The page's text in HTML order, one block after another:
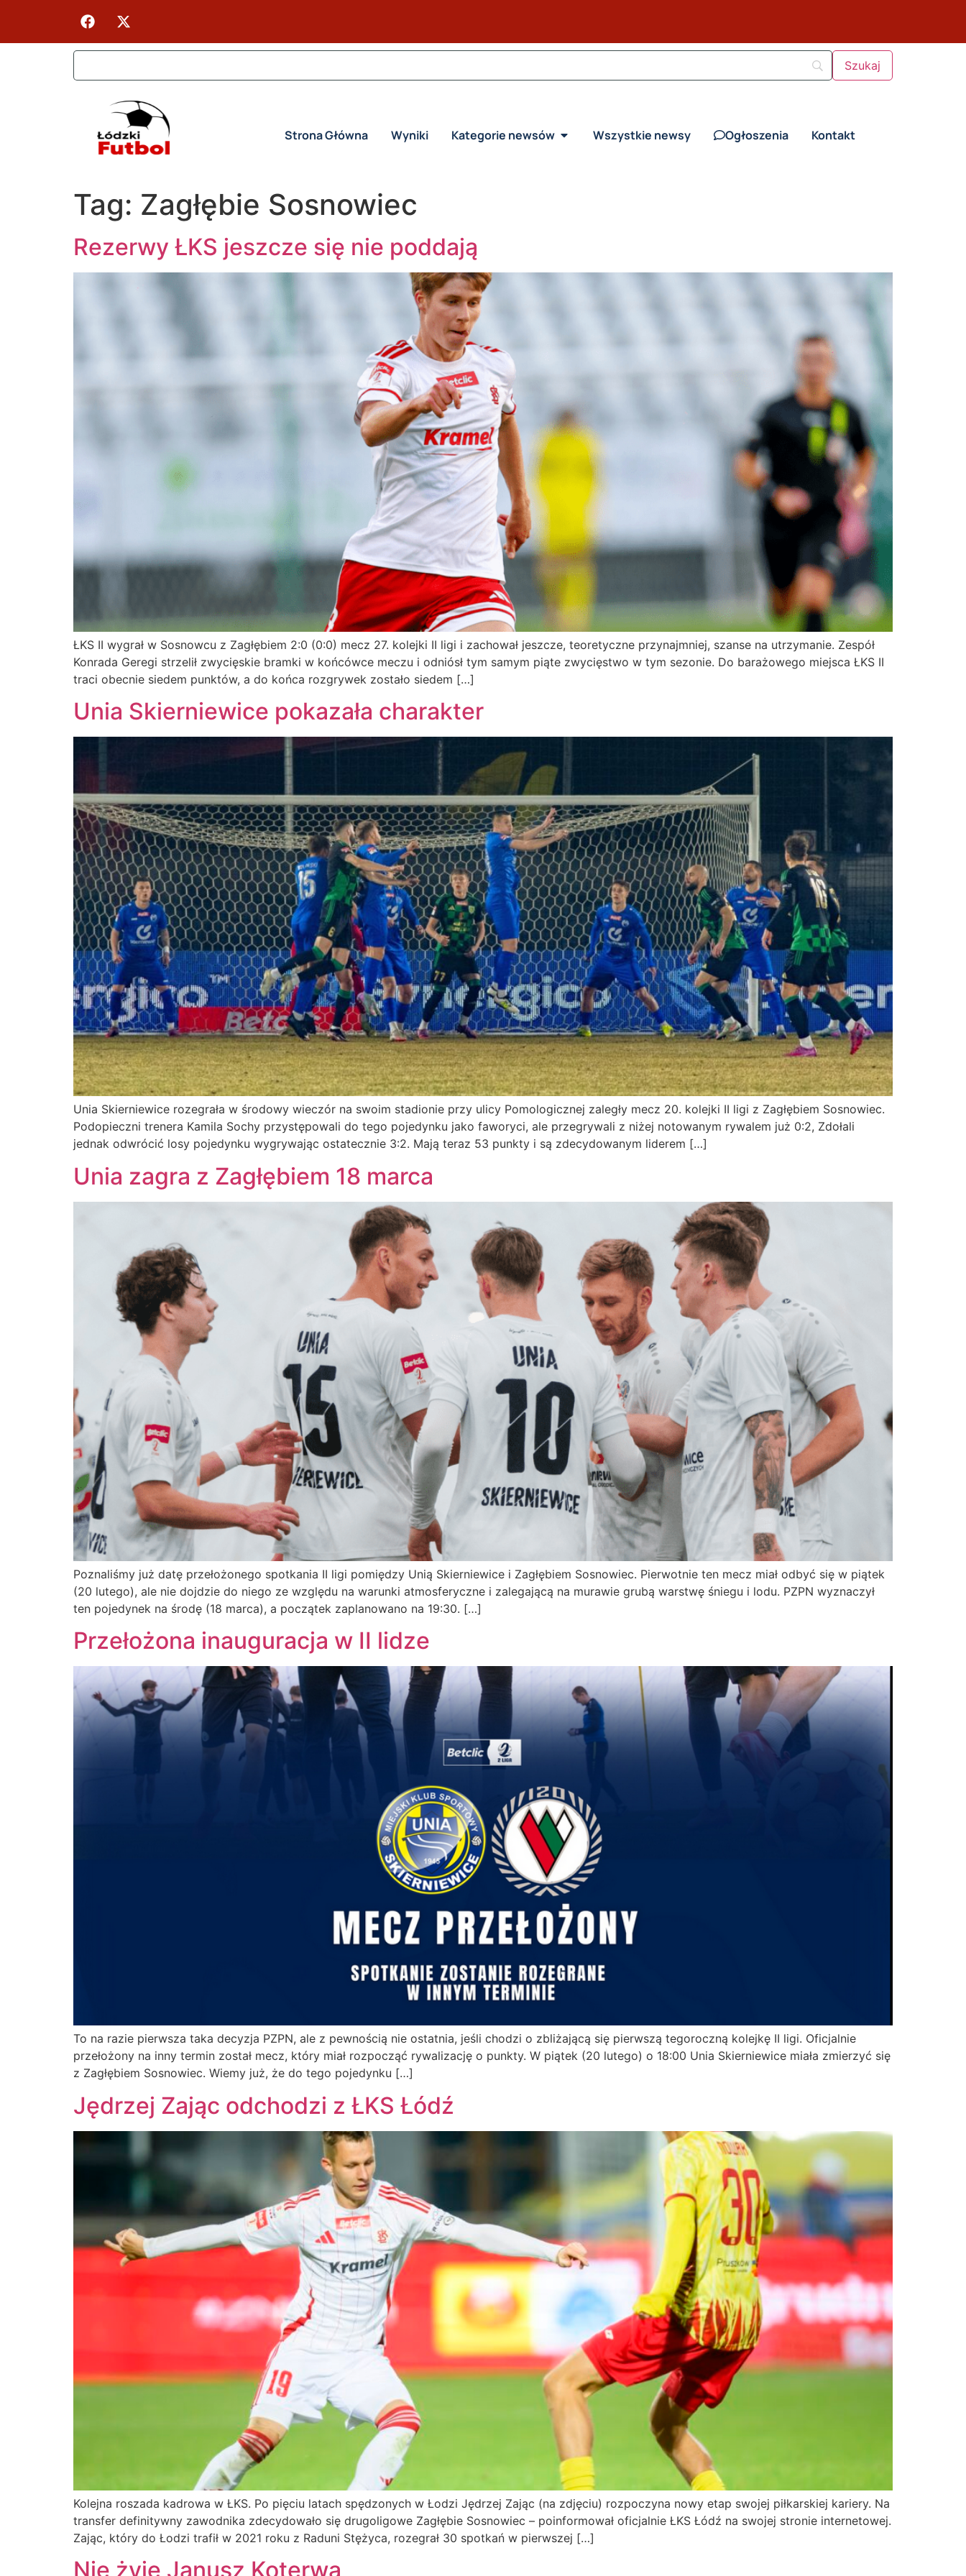
Strona Główna Wyniki Kategorie newsów Wszystkie newsy Ogłoszenia Kontakt
Tag: Zagłębie Sosnowiec
Rezerwy ŁKS jeszcze się nie poddają
ŁKS II wygrał w Sosnowcu z Zagłębiem 2:0 (0:0) mecz 27. kolejki II ligi i zachował jeszcze, teoretyczne przynajmniej, szanse na utrzymanie. Zespół
Konrada Geregi strzelił zwycięskie bramki w końcówce meczu i odniósł tym samym piąte zwycięstwo w tym sezonie. Do barażowego miejsca ŁKS II
traci obecnie siedem punktów, a do końca rozgrywek zostało siedem […]
Unia Skierniewice pokazała charakter
Unia Skierniewice rozegrała w środowy wieczór na swoim stadionie przy ulicy Pomologicznej zaległy mecz 20. kolejki II ligi z Zagłębiem Sosnowiec.
Podopieczni trenera Kamila Sochy przystępowali do tego pojedynku jako faworyci, ale przegrywali z niżej notowanym rywalem już 0:2, Zdołali
jednak odwrócić losy pojedynku wygrywając ostatecznie 3:2. Mają teraz 53 punkty i są zdecydowanym liderem […]
Unia zagra z Zagłębiem 18 marca
Poznaliśmy już datę przełożonego spotkania II ligi pomiędzy Unią Skierniewice i Zagłębiem Sosnowiec. Pierwotnie ten mecz miał odbyć się w piątek
(20 lutego), ale nie dojdzie do niego ze względu na warunki atmosferyczne i zalegającą na murawie grubą warstwę śniegu i lodu. PZPN wyznaczył
ten pojedynek na środę (18 marca), a początek zaplanowano na 19:30. […]
Przełożona inauguracja w II lidze
To na razie pierwsza taka decyzja PZPN, ale z pewnością nie ostatnia, jeśli chodzi o zbliżającą się pierwszą tegoroczną kolejkę II ligi. Oficjalnie
przełożony na inny termin został mecz, który miał rozpocząć rywalizację o punkty. W piątek (20 lutego) o 18:00 Unia Skierniewice miała zmierzyć się
z Zagłębiem Sosnowiec. Wiemy już, że do tego pojedynku […]
Jędrzej Zając odchodzi z ŁKS Łódź
Kolejna roszada kadrowa w ŁKS. Po pięciu latach spędzonych w Łodzi Jędrzej Zając (na zdjęciu) rozpoczyna nowy etap swojej piłkarskiej kariery. Na
transfer definitywny zawodnika zdecydowało się drugoligowe Zagłębie Sosnowiec – poinformował oficjalnie ŁKS Łódź na swojej stronie internetowej.
Zając, który do Łodzi trafił w 2021 roku z Raduni Stężyca, rozegrał 30 spotkań w pierwszej […]
Nie żyje Janusz Koterwa